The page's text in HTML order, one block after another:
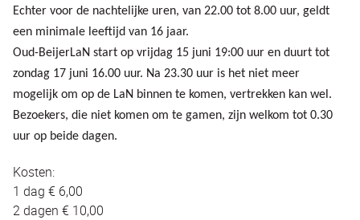
Echter voor de nachtelijke uren, van 22.00 tot 8.00 uur, geldt
een minimale leeftijd van 16 jaar.
Oud-BeijerLaN start op vrijdag 15 juni 19:00 uur en duurt tot
zondag 17 juni 16.00 uur. Na 23.30 uur is het niet meer
mogelijk om op de LaN binnen te komen, vertrekken kan wel.
Bezoekers, die niet komen om te gamen, zijn welkom tot 0.30
uur op beide dagen.
Kosten:
1 dag € 6,00
2 dagen € 10,00